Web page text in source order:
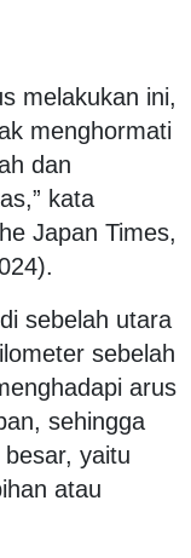
melakukan ini,
menghormati
dan
kata
Japan Times,
sebelah utara
sebelah
arus
sehingga
yaitu
atau